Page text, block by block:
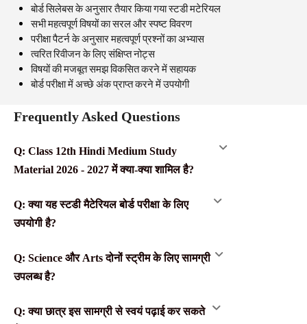
बोर्ड सिलेबस के अनुसार तैयार किया गया स्टडी मटेरियल
सभी महत्वपूर्ण विषयों का सरल और स्पष्ट विवरण
परीक्षा पैटर्न के अनुसार महत्वपूर्ण प्रश्नों का अभ्यास
त्वरित रिवीजन के लिए संक्षिप्त नोट्स
विषयों की मजबूत समझ विकसित करने में सहायक
बोर्ड परीक्षा में अच्छे अंक प्राप्त करने में उपयोगी
Frequently Asked Questions
Q: Class 12th Hindi Medium Study
Material 2026 - 2027 में क्या-क्या शामिल है?
Q: क्या यह स्टडी मैटेरियल बोर्ड परीक्षा के लिए
उपयोगी है?
Q: Science और Arts दोनों स्ट्रीम के लिए सामग्री
उपलब्ध है?
Q: क्या छात्र इस सामग्री से स्वयं पढ़ाई कर सकते